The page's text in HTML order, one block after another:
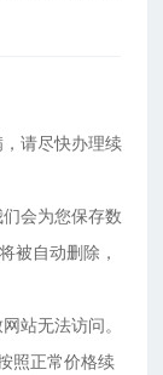
请尽快办理续
会为您保存数
被自动删除，
站无法访问。
照正常价格续